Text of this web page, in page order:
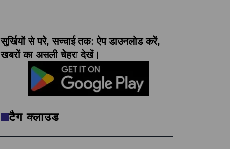
सुर्खियों से परे, सच्चाई तक: ऐप डाउनलोड करें,
खबरों का असली चेहरा देखें।
टैग क्लाउड